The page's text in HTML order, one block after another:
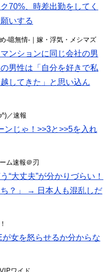
70%、時差出勤をしてく
いする
-噫無情-｜嫁・浮気・メシマズ
ンションに同じ会社の男
男性は「自分を好きで私
してきた」と思い込ん
／速報
ンじゃ！>>3と>>5を入れ
ム速報＠刃
“大丈夫”が分かりづらい！
？」 → 日本人も混乱しだ
女を怒らせるか分からな